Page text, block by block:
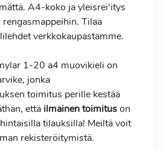
A4-koko ja yleisrei'itys
Tilaa
verkkokaupastamme.
1-20 a4 muovikieli on
jonka
toimitus perille kestää
että ilmainentoimituson
tilauksilla! Meiltä voit
rekisteröitymistä.